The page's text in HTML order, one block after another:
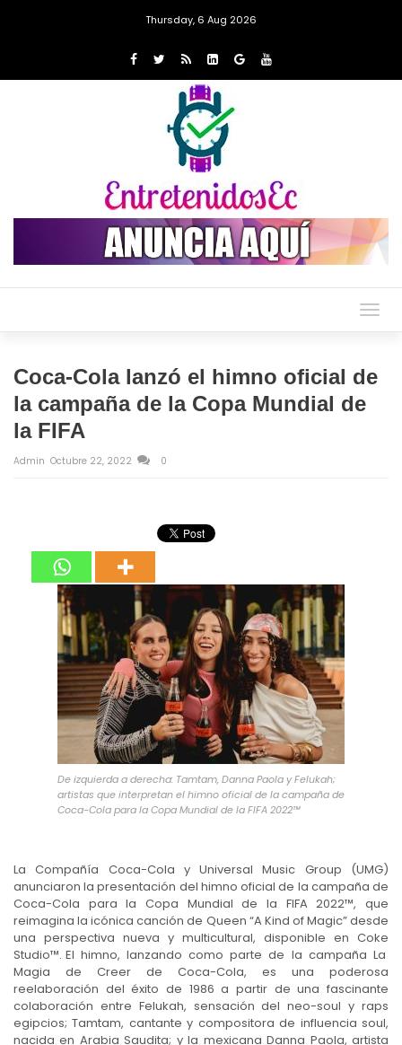
Thursday, 6 Aug 2026
Coca-Cola lanzó el himno oficial de
la campaña de la Copa Mundial de
la FIFA
Admin Octubre 22, 2022 0
De izquierda a derecha: Tamtam, Danna Paola y Felukah;
artistas que interpretan el himno oficial de la campaña de
Coca-Cola para la Copa Mundial de la FIFA 2022™
La Compañía Coca-Cola y Universal Music Group (UMG)
anunciaron la presentación del himno oficial de la campaña de
Coca-Cola para la Copa Mundial de la FIFA 2022™, que
reimagina la icónica canción de Queen “A Kind of Magic” desde
una perspectiva nueva y multicultural, disponible en Coke
Studio™. El himno, lanzando como parte de la campaña La
Magia de Creer de Coca-Cola, es una poderosa
reelaboración del éxito de 1986 a partir de una fascinante
colaboración entre Felukah, sensación del neo-soul y raps
egipcios; Tamtam, cantante y compositora de influencia soul,
nacida en Arabia Saudita; y la mexicana Danna Paola, artista